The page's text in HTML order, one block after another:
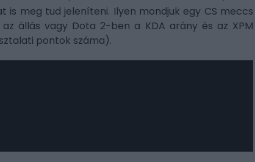
meg tud jeleníteni. Ilyen mondjuk egy CS meccs
állás vagy Dota 2-ben a KDA arány és az XPM
pontok száma).